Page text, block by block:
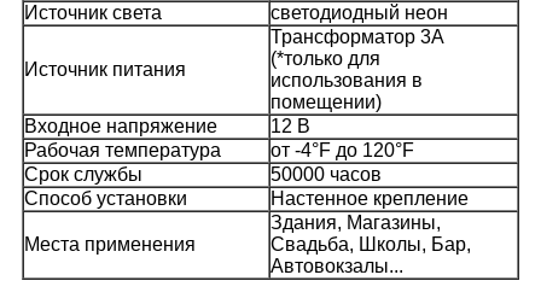
Источник света
светодиодный неон
Источник питания
Трансформатор 3A
(*только для
использования в
помещении)
Входное напряжение
12 В
Рабочая температура
от -4°F до 120°F
Срок службы
50000 часов
Способ установки
Настенное крепление
Места применения
Здания, Магазины,
Свадьба, Школы, Бар,
Автовокзалы...